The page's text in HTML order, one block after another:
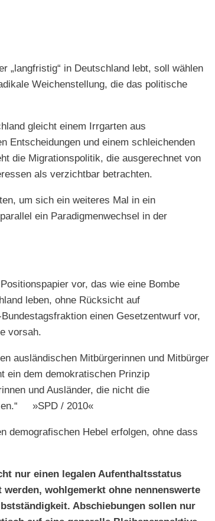
„langfristig“ in Deutschland lebt, soll wählen
Weichenstellung, die das politische
gleicht einem Irrgarten aus
Entscheidungen und einem schleichenden
die Migrationspolitik, die ausgerechnet von
als verzichtbar betrachten.
um sich ein weiteres Mal in ein
ein Paradigmenwechsel in der
vor, das wie eine Bombe
leben, ohne Rücksicht auf
einen Gesetzentwurf vor,
vorsah.
ausländischen Mitbürgerinnen und Mitbürger
ein dem demokratischen Prinzip
und Ausländer, die nicht die
»SPD / 2010«
demografischen Hebel erfolgen, ohne dass
nur einen legalen Aufenthaltsstatus
wohlgemerkt ohne nennenswerte
Abschiebungen sollen nur